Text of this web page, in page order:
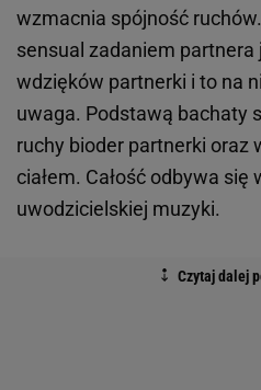
wzmacnia spójność
sensual zadaniem
wdzięków partnerki i to na
uwaga. Podstawą bachaty
ruchy bioder partnerki oraz
ciałem. Całość odbywa się
uwodzicielskiej muzyki.